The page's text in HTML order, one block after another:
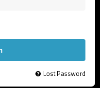
Lost Password